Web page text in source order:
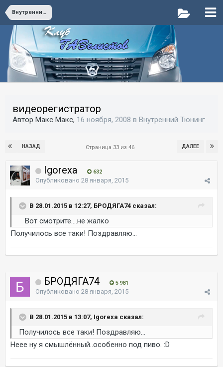
Внутренний Тюнинг
видеорегистратор
Автор Макс Макс, 16 ноября, 2008 в Внутренний Тюнинг
НАЗАД ДАЛЕЕ
Страница 33 из 46
Igorexa 632
Опубликовано 28 января, 2015
В 28.01.2015 в 12:27, БРОДЯГА74 сказал:
Вот смотрите....не жалко
Получилось все таки! Поздравляю...
БРОДЯГА74 5 981
Опубликовано 28 января, 2015
В 28.01.2015 в 13:07, Igorexa сказал:
Получилось все таки! Поздравляю...
Неее ну я смышлённый..особенно под пиво. :D